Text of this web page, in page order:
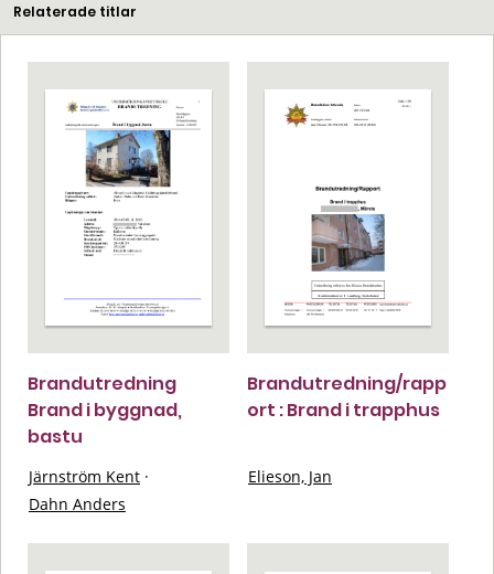
Relaterade titlar
Brandutredning
Brand i byggnad,
bastu
Järnström Kent ·
Dahn Anders
Brandutredning/rapp
ort : Brand i trapphus
Elieson, Jan